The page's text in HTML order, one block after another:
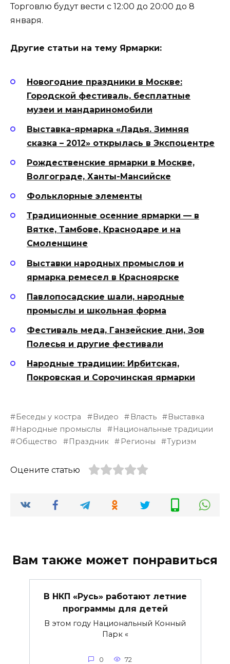
Торговлю будут вести с 12:00 до 20:00 до 8
января.
Другие статьи на тему Ярмарки:
Новогодние праздники в Москве:
Городской фестиваль, бесплатные
музеи и мандариномобили
Выставка-ярмарка «Ладья. Зимняя
сказка – 2012» открылась в Экспоцентре
Рождественские ярмарки в Москве,
Волгограде, Ханты-Мансийске
Фольклорные элементы
Традиционные осенние ярмарки — в
Вятке, Тамбове, Краснодаре и на
Смоленщине
Выставки народных промыслов и
ярмарка ремесел в Красноярске
Павлопосадские шали, народные
промыслы и школьная форма
Фестиваль меда, Ганзейские дни, Зов
Полесья и другие фестивали
Народные традиции: Ирбитская,
Покровская и Сорочинская ярмарки
Беседы у костра Видео Власть
Выставка
Народные промыслы
Национальные традиции
Общество
Праздник Регионы Туризм
Оцените статью
Вам также может понравиться
В НКП «Русь» работают летние
программы для детей
В этом году Национальный Конный
Парк «
0 72